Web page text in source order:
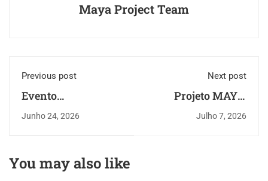
Maya Project Team
Previous post
Evento
multiplicador do
Projeto MAYA
interesse
Junho 24, 2026
Next post
Projeto MAYA:
Mentoria com
Mulheres Jovens
Julho 7, 2026
You may also like